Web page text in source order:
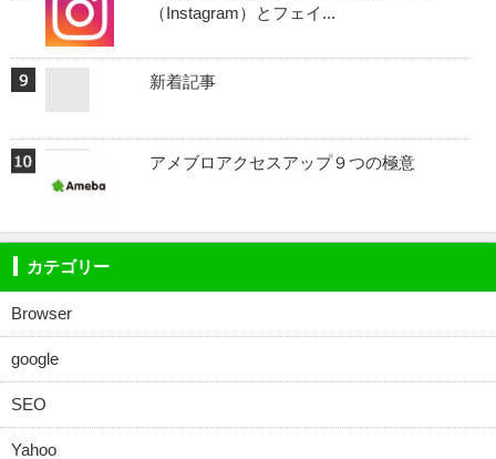
（Instagram）とフェイ...
新着記事
アメブロアクセスアップ９つの極意
カテゴリー
Browser
google
SEO
Yahoo